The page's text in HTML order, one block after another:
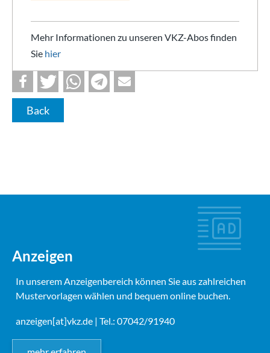
Mehr Informationen zu unseren VKZ-Abos finden
Sie hier
Back
Anzeigen
In unserem Anzeigenbereich können Sie aus zahlreichen
Mustervorlagen wählen und bequem online buchen.
anzeigen[at]vkz.de | Tel.: 07042/91940